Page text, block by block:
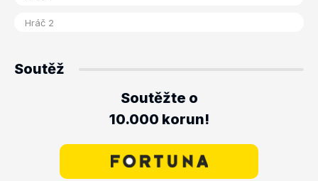
Soutěž
Soutěžte o
10.000 korun!